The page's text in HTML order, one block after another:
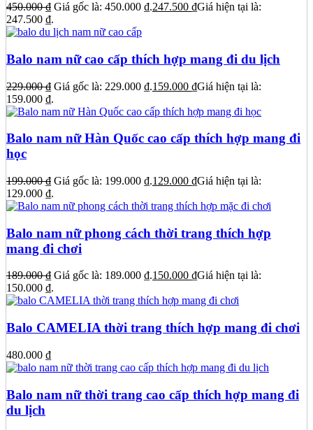
450.000₫ Giá gốc là: 450.000 ₫.247.500 ₫Giá hiện tại là:
247.500 ₫.
Balo nam nữ cao cấp thích hợp mang đi du lịch
229.000₫ Giá gốc là: 229.000 ₫.159.000 ₫Giá hiện tại là:
159.000 ₫.
Balo nam nữ Hàn Quốc cao cấp thích hợp mang đi
học
199.000₫ Giá gốc là: 199.000 ₫.129.000 ₫Giá hiện tại là:
129.000 ₫.
Balo nam nữ phong cách thời trang thích hợp
mang đi chơi
189.000₫ Giá gốc là: 189.000 ₫.150.000 ₫Giá hiện tại là:
150.000 ₫.
Balo CAMELIA thời trang thích hợp mang đi chơi
480.000 ₫
Balo nam nữ thời trang cao cấp thích hợp mang đi
du lịch